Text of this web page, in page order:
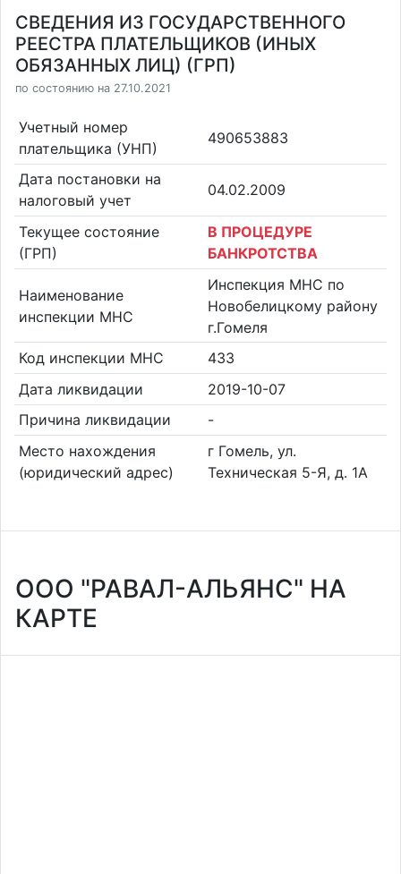
СВЕДЕНИЯ ИЗ ГОСУДАРСТВЕННОГО
РЕЕСТРА ПЛАТЕЛЬЩИКОВ (ИНЫХ
ОБЯЗАННЫХ ЛИЦ) (ГРП)
по состоянию на 27.10.2021
Учетный номер
плательщика (УНП)
490653883
Дата постановки на
налоговый учет
04.02.2009
Текущее состояние
(ГРП)
В ПРОЦЕДУРЕ
БАНКРОТСТВА
Наименование
инспекции МНС
Инспекция МНС по
Новобелицкому району
г.Гомеля
Код инспекции МНС
433
Дата ликвидации
2019-10-07
Причина ликвидации
-
Место нахождения
(юридический адрес)
г Гомель, ул.
Техническая 5-Я, д. 1А
ООО "РАВАЛ-АЛЬЯНС" НА
КАРТЕ